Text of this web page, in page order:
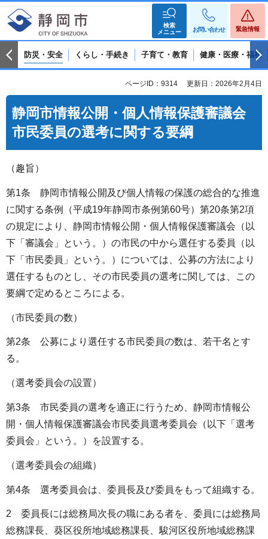
検索
メニュー
お問い合わせ 緊急情報
防災・安全 くらし・手続き 子育て・教育 健康・医療・福祉
ページID：9314 更新日：2026年2月4日
静岡市情報公開・個人情報保護審議会
市民委員の選考に関する要綱
（趣旨）
第1条 静岡市情報公開及び個人情報の保護の総合的な推進
に関する条例（平成19年静岡市条例第60号）第20条第2項
の規定により、静岡市情報公開・個人情報保護審議会（以
下「審議会」という。）の市民の中から選任する委員（以
下「市民委員」という。）については、公募の方法により
選任するものとし、その市民委員の選考に関しては、この
要綱で定めるところによる。
（市民委員の数）
第2条 公募により選任する市民委員の数は、若干名とす
る。
（選考委員会の設置）
第3条 市民委員の選考を適正に行うため、静岡市情報公
開・個人情報保護審議会市民委員選考委員会（以下「選考
委員会」という。）を設置する。
（選考委員会の組織）
第4条 選考委員会は、委員長及び委員をもって組織する。
2 委員長には総務局次長の職にある者を、委員には総務局
総務課長、葵区役所地域総務課長、駿河区役所地域総務課